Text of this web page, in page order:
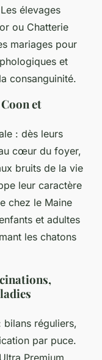
élevages
ou Chatterie
mariages pour
et
consanguinité.
et
: dès leurs
cœur du foyer,
bruits de la vie
leur caractère
chez le Maine
et adultes
les chatons
bilans réguliers,
par puce.